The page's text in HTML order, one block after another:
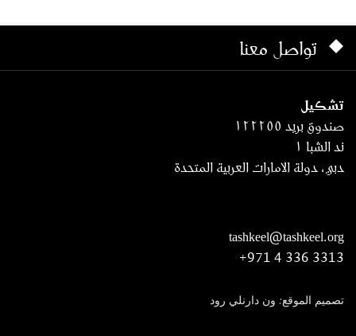
تواصل معنا
تشكيل
صندوق بريد ١٢٢٢٥٥
ند الشبا ١
دبي، دولة الامارات العربية المتحدة
tashkeel@tashkeel.org
+971 4 336 3313
تصميم الموقع: ون دارنلي رود